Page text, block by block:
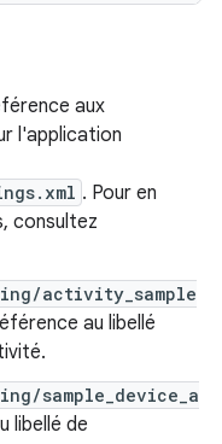
aux
l'application
. Pour en
consultez
activity_sample
au libellé
sample_device_a
libellé de